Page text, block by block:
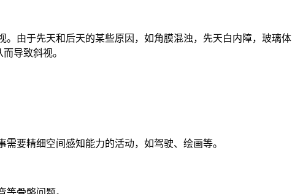
由于先天和后天的某些原因，如角膜混浊，先天白内障，玻璃体
导致斜视。
要精细空间感知能力的活动，如驾驶、绘画等。